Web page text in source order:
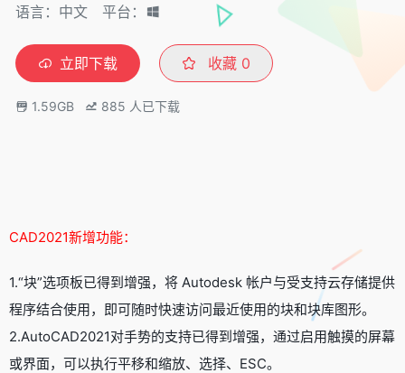
语言：中文
平台：
立即下载 收藏 0
1.59GB 885 人已下载
CAD2021新增功能：
1.“块”选项板已得到增强，将 Autodesk 帐户与受支持云存储提供
程序结合使用，即可随时快速访问最近使用的块和块库图形。
2.AutoCAD2021对手势的支持已得到增强，通过启用触摸的屏幕
或界面，可以执行平移和缩放、选择、ESC。